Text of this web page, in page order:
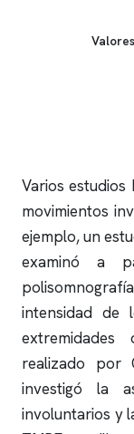
Varios
movimientos
ejemplo, un
examinó a
polisomnografía
intensidad de
realizado por
investigó la
involuntarios y